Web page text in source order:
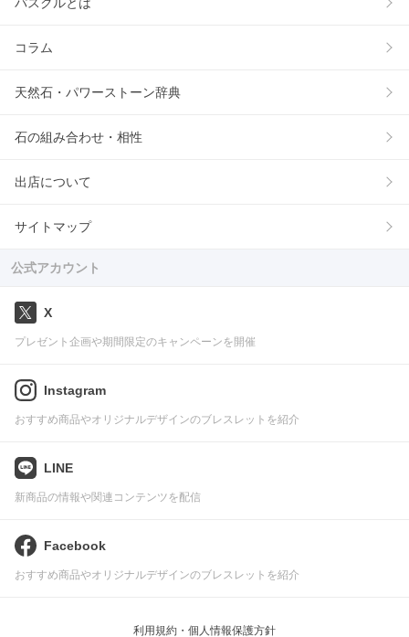
コラム
天然石・パワーストーン辞典
石の組み合わせ・相性
出店について
サイトマップ
公式アカウント
X
プレゼント企画や期間限定のキャンペーンを開催
Instagram
おすすめ商品やオリジナルデザインのブレスレットを紹介
LINE
新商品の情報や関連コンテンツを配信
Facebook
おすすめ商品やオリジナルデザインのブレスレットを紹介
利用規約・個人情報保護方針